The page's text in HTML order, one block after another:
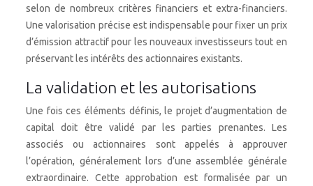
selon de nombreux critères financiers et extra-financiers.
Une valorisation précise est indispensable pour fixer un prix
d’émission attractif pour les nouveaux investisseurs tout en
préservant les intérêts des actionnaires existants.
La validation et les autorisations
Une fois ces éléments définis, le projet d’augmentation de
capital doit être validé par les parties prenantes. Les
associés ou actionnaires sont appelés à approuver
l’opération, généralement lors d’une assemblée générale
extraordinaire. Cette approbation est formalisée par un